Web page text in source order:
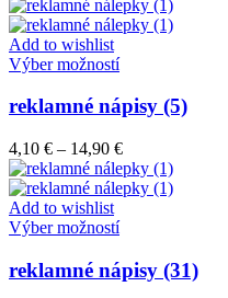
si
môžete
vybrať
na
stránke
produktu.
4,10 €
Add to wishlist
Výber možnostíTento
má
viacero
variantov.
Možnosti
si
môžete
vybrať
na
stránke
produktu.
reklamné nápisy (5)
4,10 € – 14,90 €Price
range:
4,10 €
Add to wishlist
Výber možnostíTento
má
viacero
reklamné nápisy (31)